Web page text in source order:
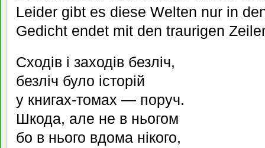
Leider gibt es diese Welten nur in
Gedicht endet mit den traurigen
Сходів і заходів безліч,
безліч було історій
у книгах-томах — поруч.
Шкода, але не в ньогом
бо в нього вдома нікого,